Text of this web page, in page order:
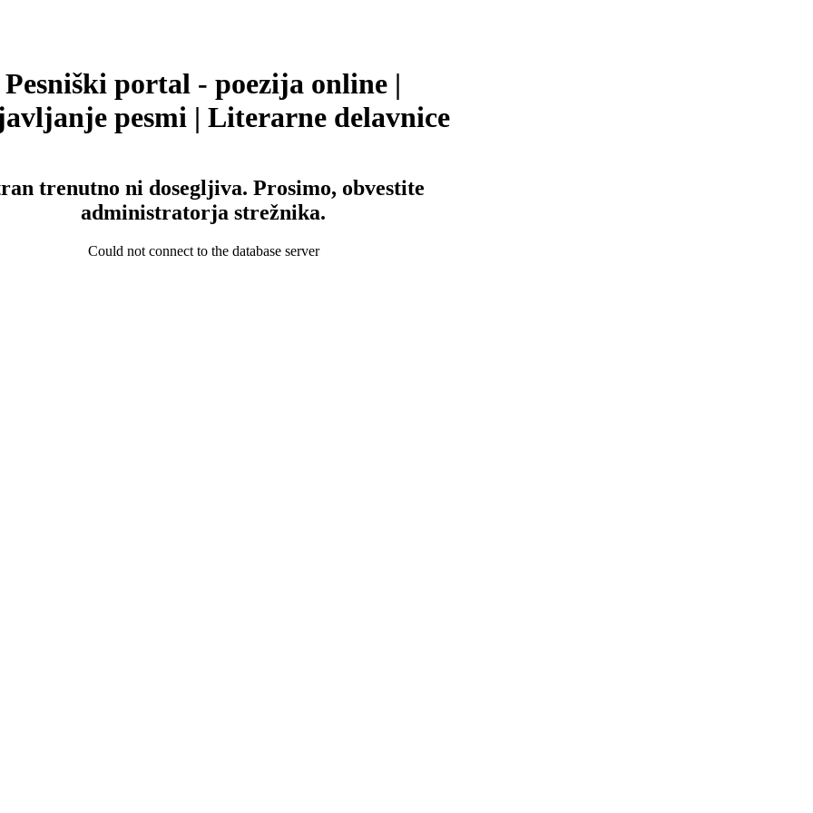
Pesniški portal - poezija online |
pesmi | Literarne delavnice
trenutno ni dosegljiva. Prosimo, obvestite
administratorja strežnika.
Could not connect to the database server